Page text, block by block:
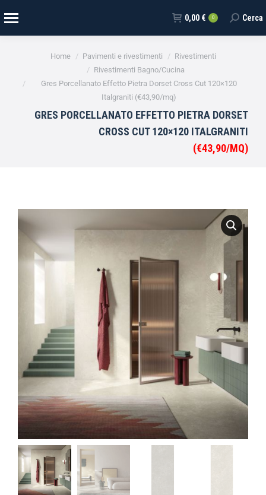
0,00 € 0 Cerca
Tu sei qui:Home Pavimenti e rivestimenti
Rivestimenti
Rivestimenti Bagno/Cucina
Gres Porcellanato Effetto Pietra Dorset Cross Cut 120×120
Italgraniti (€43,90/mq)
GRES PORCELLANATO EFFETTO PIETRA DORSET
CROSS CUT 120×120 ITALGRANITI
(€43,90/MQ)